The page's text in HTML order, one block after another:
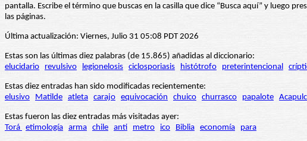
pantalla. Escribe el término que buscas en la casilla que dice “Busca aquí” y
las páginas.
Última actualización: Viernes, Julio 31 05:08 PDT 2026
Estas son las últimas diez palabras (de 15.865) añadidas al diccionario:
elucidario
revulsivo legionelosis ciclosporiasis histótrofo preterintencional
Estas diez entradas han sido modificadas recientemente:
elusivo
Matilde atleta carajo equivocación chuico churrasco papalote
Estas fueron las diez entradas más visitadas ayer:
Torá etimología arma chile anti metro ico Biblia economía para